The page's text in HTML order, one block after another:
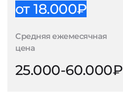
от 18.000₽
Средняя ежемесячная
цена
25.000-60.000₽